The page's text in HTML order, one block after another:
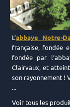
L’abbaye Notre-
française, fondée
fondée par
Clairvaux, et
son rayonnement !
...
Voir tous les